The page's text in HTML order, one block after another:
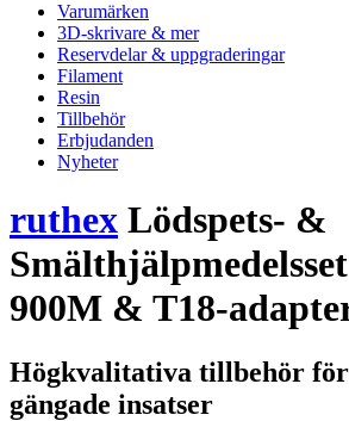
Varumärken
3D-skrivare & mer
Reservdelar & uppgraderingar
Filament
Resin
Tillbehör
Erbjudanden
Nyheter
ruthex Lödspets- &
900M & T18-
Högkvalitativa tillbehör
gängade insatser